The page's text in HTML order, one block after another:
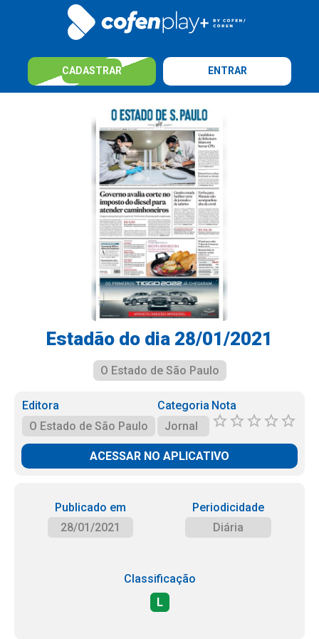
CADASTRAR ENTRAR
Estadão do dia 28/01/2021
O Estado de São Paulo
Editora
O Estado de São Paulo
Categoria
Jornal
Nota
ACESSAR NO APLICATIVO
Publicado em
28/01/2021
Periodicidade
Diária
Classificação
L